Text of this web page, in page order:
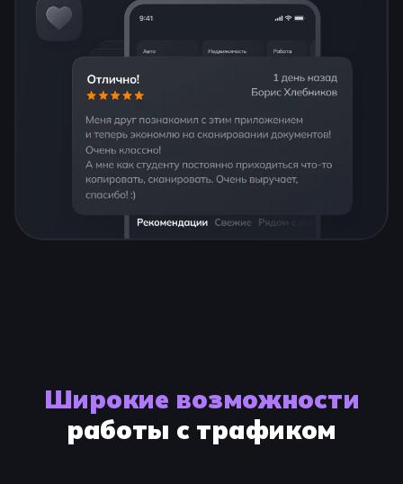
Широкие возможности
работы с трафиком